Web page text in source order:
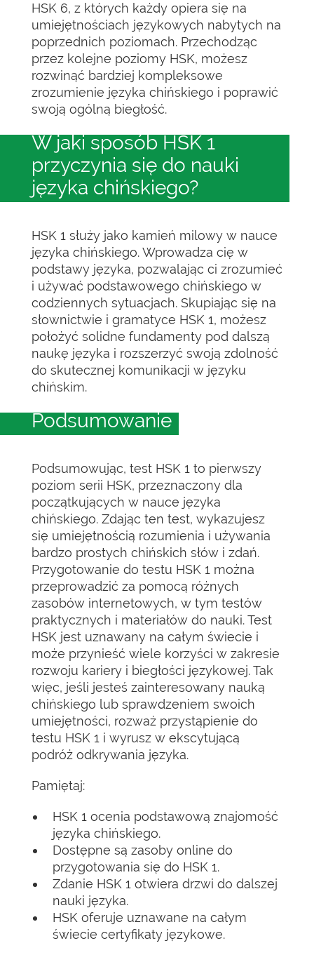
HSK 6, z których każdy opiera się na
umiejętnościach językowych nabytych na
poprzednich poziomach. Przechodząc
przez kolejne poziomy HSK, możesz
rozwinąć bardziej kompleksowe
zrozumienie języka chińskiego i poprawić
swoją ogólną biegłość.
W jaki sposób HSK 1
przyczynia się do nauki
języka chińskiego?
HSK 1 służy jako kamień milowy w nauce
języka chińskiego. Wprowadza cię w
podstawy języka, pozwalając ci zrozumieć
i używać podstawowego chińskiego w
codziennych sytuacjach. Skupiając się na
słownictwie i gramatyce HSK 1, możesz
położyć solidne fundamenty pod dalszą
naukę języka i rozszerzyć swoją zdolność
do skutecznej komunikacji w języku
chińskim.
Podsumowanie
Podsumowując, test HSK 1 to pierwszy
poziom serii HSK, przeznaczony dla
początkujących w nauce języka
chińskiego. Zdając ten test, wykazujesz
się umiejętnością rozumienia i używania
bardzo prostych chińskich słów i zdań.
Przygotowanie do testu HSK 1 można
przeprowadzić za pomocą różnych
zasobów internetowych, w tym testów
praktycznych i materiałów do nauki. Test
HSK jest uznawany na całym świecie i
może przynieść wiele korzyści w zakresie
rozwoju kariery i biegłości językowej. Tak
więc, jeśli jesteś zainteresowany nauką
chińskiego lub sprawdzeniem swoich
umiejętności, rozważ przystąpienie do
testu HSK 1 i wyrusz w ekscytującą
podróż odkrywania języka.
Pamiętaj:
HSK 1 ocenia podstawową znajomość
języka chińskiego.
Dostępne są zasoby online do
przygotowania się do HSK 1.
Zdanie HSK 1 otwiera drzwi do dalszej
nauki języka.
HSK oferuje uznawane na całym
świecie certyfikaty językowe.